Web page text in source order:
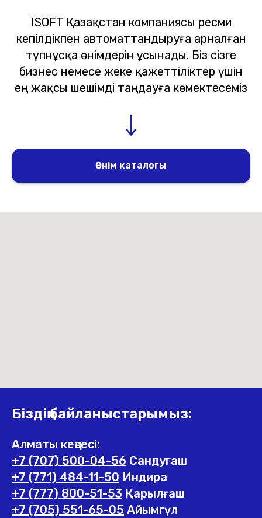
ISOFT Қазақстан компаниясы ресми
кепілдікпен автоматтандыруға арналған
түпнұсқа өнімдерін ұсынады. Біз сізге
бизнес немесе жеке қажеттіліктер үшін
ең жақсы шешімді таңдауға көмектесеміз
Өнім каталогы
Біздің байланыстарымыз:
Алматы кеңсесі:
+7 (707) 500-04-56 Сандугаш
+7 (771) 484-11-50 Индира
+7 (777) 800-51-53 Қарылғаш
+7 (705) 551-65-05 Айымгүл